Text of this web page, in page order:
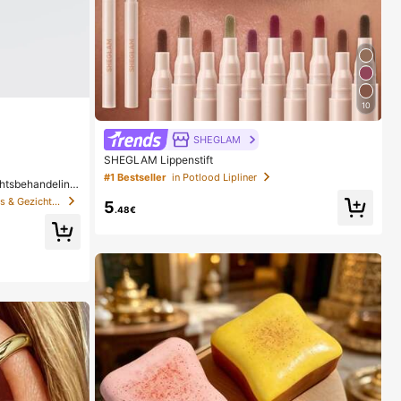
in Anti-veroudering Serums & Gezichtsbehandelingen
10
SHEGLAM
SHEGLAM Lippenstift
#1 Bestseller in Potlood Lipliner
5.48€